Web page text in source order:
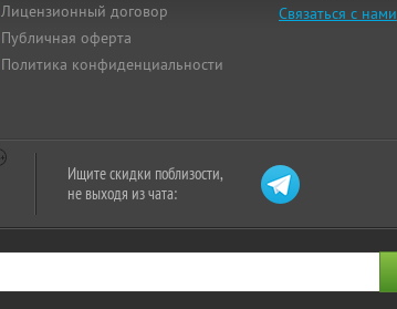
Лицензионный договор
Публичная оферта
Политика конфиденциальности
Связаться с нами
Ищите скидки поблизости,
не выходя из чата: